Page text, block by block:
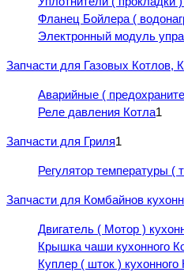
Фланец Бойлера (
Электронный модуль
Запчасти для Газовых Котлов,
Аварийные (
Реле давления Котла1
Запчасти для Гриля1
Регулятор температуры (
Запчасти для Комбайнов
Двигатель ( Мотор )
Крышка чаши кухонного
Куплер ( шток )